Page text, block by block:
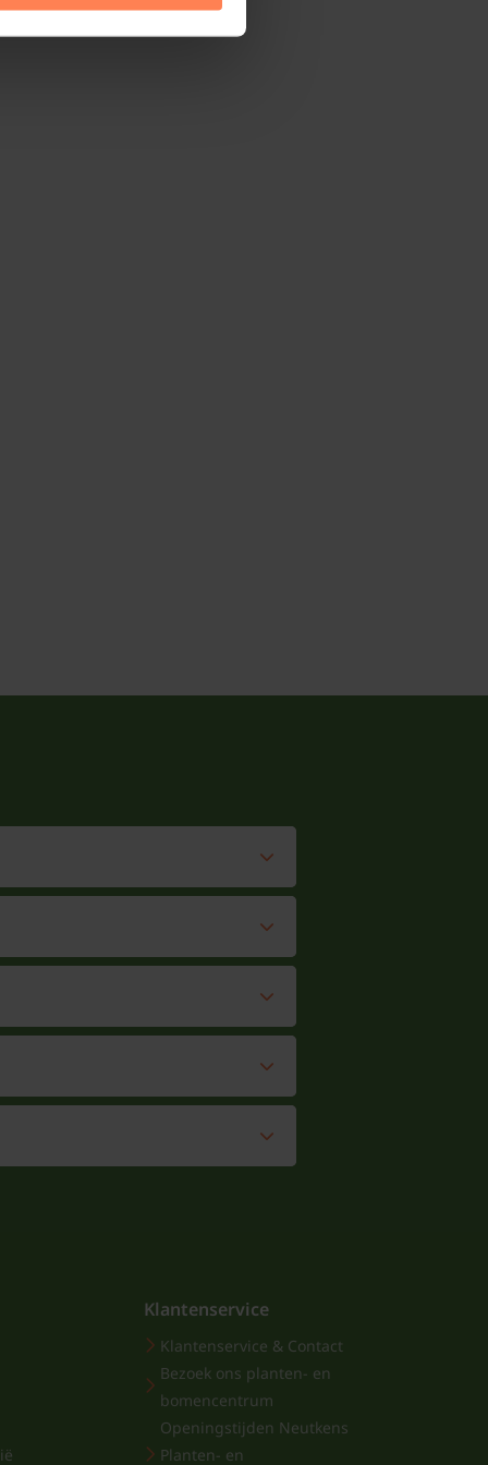
Klantenservice
Klantenservice & Contact
Bezoek ons planten- en
bomencentrum
Openingstijden Neutkens
Planten- en